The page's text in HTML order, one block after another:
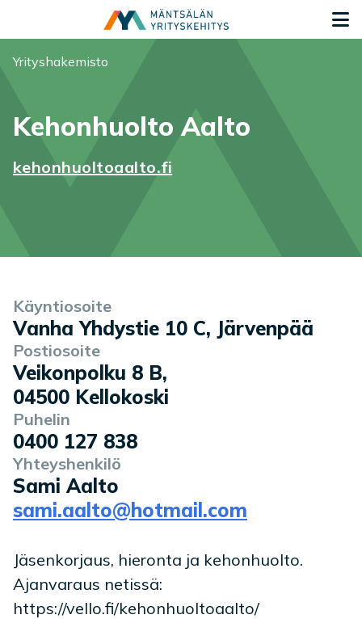
Olet tässä:
Yrityshakemisto
Kehonhuolto Aalto
kehonhuoltoaalto.fi
Yrityksen tiedot
Käyntiosoite
Vanha Yhdystie 10 C, Järvenpää
Postiosoite
Veikonpolku 8 B,
04500 Kellokoski
Puhelin
0400 127 838
Yhteyshenkilö
Sami Aalto
sami.aalto@hotmail.com
Palvelukuvaus
Jäsenkorjaus, hieronta ja kehonhuolto.
Ajanvaraus netissä:
https://vello.fi/kehonhuoltoaalto/